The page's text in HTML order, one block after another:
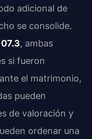
adicional de
se consolide.
, ambas
si fueron
el matrimonio,
pueden
de valoración y
ordenar una